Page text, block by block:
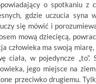
o spotkaniu z
gdzie uczucia syna
się mówić i
mową dziecięcą,
człowieka ma swoją
w pojedyncze „to”.
jego miejsce na
przeciwko drugiemu.